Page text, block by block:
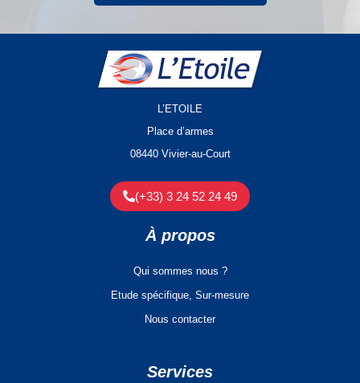
L’ETOILE
Place d’armes
08440 Vivier-au-Court
(+33) 3 24 52 24 49
À propos
Qui sommes nous ?
Etude spécifique, Sur-mesure
Nous contacter
Services